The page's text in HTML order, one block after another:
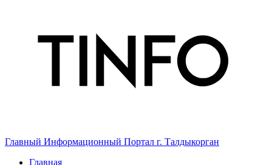
Главный Информационный Портал г. Талдыкорган
Главная